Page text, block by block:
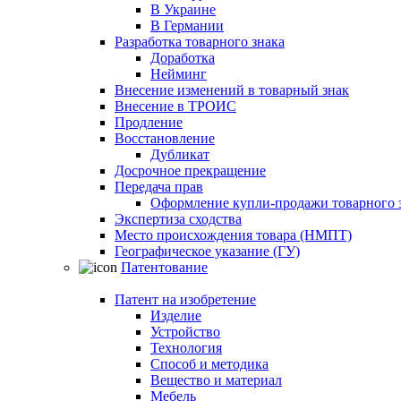
В Украине
В Германии
Разработка товарного знака
Доработка
Нейминг
Внесение изменений в товарный знак
Внесение в ТРОИС
Продление
Восстановление
Дубликат
Досрочное прекращение
Передача прав
Оформление купли-продажи товарного
Экспертиза сходства
Место происхождения товара (НМПТ)
Географическое указание (ГУ)
Патентование
Патент на изобретение
Изделие
Устройство
Технология
Способ и методика
Вещество и материал
Мебель